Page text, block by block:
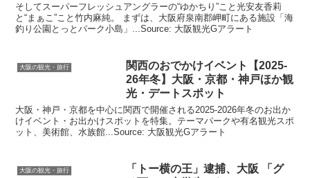
そしてスーパーフレッシュアングラーの“ゆかちり”こと光安友香莉
と“まぁこ”こと竹内麻純。 まずは、大阪府泉南郡岬町にある施設「海
釣り公園とっとパーク小島」...Source: 大阪観光Gアラート
大阪の観光・旅行
関西のおでかけイベント【2025-
26年冬】 大阪 ・京都・神戸ほか観
光 ・デートスポット
大阪・神戸・京都を中心に関西で開催される2025-2026年冬のお出か
けイベント・お出かけスポットを特集。テーマパークや有名観光スポ
ット、美術館、水族館...Source: 大阪観光Gアラート
大阪の観光・旅行 「トー横の王」逮捕、 大阪 「グ